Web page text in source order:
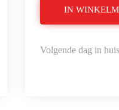
IN
Volgende dag in huis